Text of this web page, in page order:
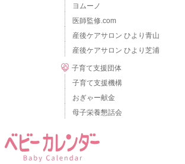
ヨムーノ
医師監修.com
産後ケアサロン ひより青山
産後ケアサロン ひより芝浦
子育て支援団体
子育て支援機構
おぎゃー献金
母子栄養懇話会